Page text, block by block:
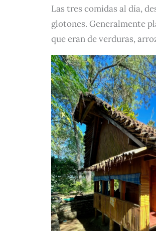
Las tres comidas al día,
glotones. Generalmente
que eran de verduras,